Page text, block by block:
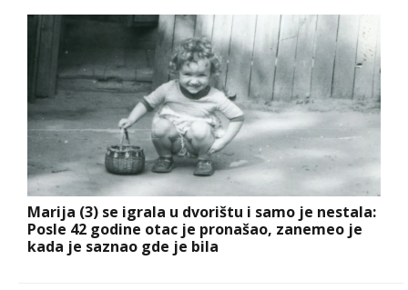
Marija (3) se igrala u dvorištu i samo je nestala:
Posle 42 godine otac je pronašao, zanemeo je
kada je saznao gde je bila